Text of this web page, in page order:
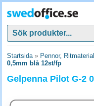
Startsida» Pennor, Ritmaterial
0,5mm blå 12st/fp
Gelpenna Pilot G-2